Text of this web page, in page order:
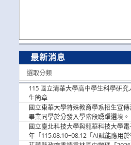
最新消息
選取分類
115 國立清華大學高中學生科學研
生簡章
國立東華大學特殊教育學系招生宣
畢業同學於分發入學階段踴躍選填。
國立臺北科技大學與龍華科技大學
年「115.08.10~08.12「AI賦能應用